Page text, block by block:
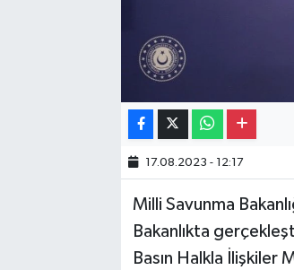
17.08.2023 - 12:17
Milli Savunma
Bakanlıkta
Basın Halkla